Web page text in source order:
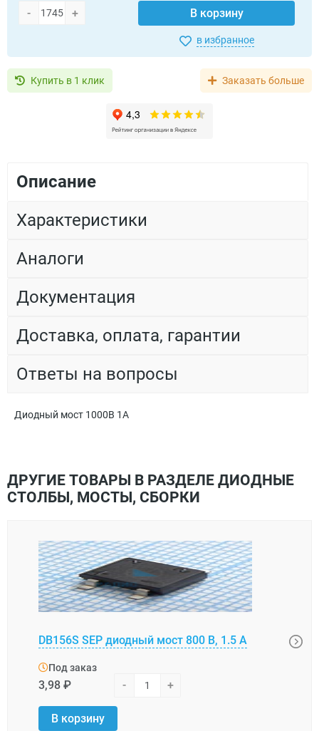
- + В корзину
в избранное
Купить в 1 клик Заказать больше
Описание
Характеристики
Аналоги
Документация
Доставка, оплата, гарантии
Ответы на вопросы
Диодный мост 1000В 1A
ДРУГИЕ ТОВАРЫ В РАЗДЕЛЕ ДИОДНЫЕ
СТОЛБЫ, МОСТЫ, СБОРКИ
DB156S SEP диодный мост 800 В, 1.5 А
Под заказ
3,98 ₽ - +
В корзину
В,